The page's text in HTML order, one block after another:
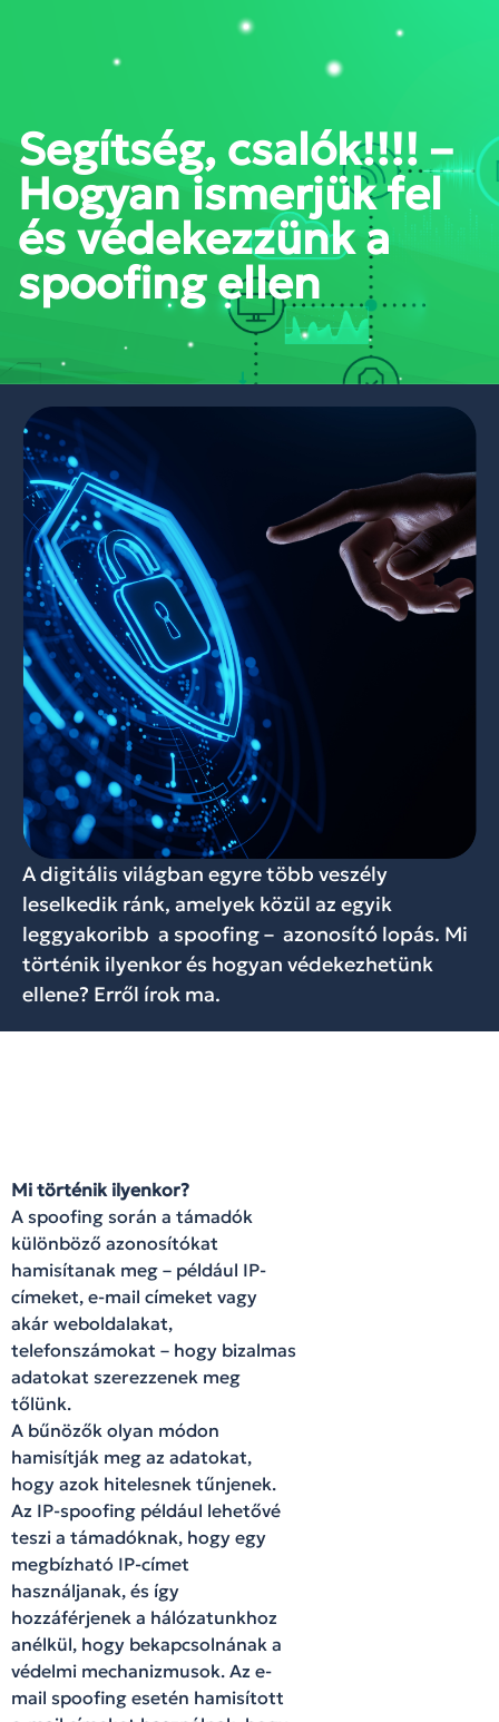
PORTÁL BELÉPÉS
Segítség, csalók!!!! –
Hogyan ismerjük fel
és védekezzünk a
spoofing ellen
A digitális világban egyre több veszély
leselkedik ránk, amelyek közül az egyik
leggyakoribb a spoofing – azonosító lopás. Mi
történik ilyenkor és hogyan védekezhetünk
ellene? Erről írok ma.
Mi történik ilyenkor?
A spoofing során a támadók
különböző azonosítókat
hamisítanak meg – például IP-
címeket, e-mail címeket vagy
akár weboldalakat,
telefonszámokat – hogy bizalmas
adatokat szerezzenek meg
tőlünk.
A bűnözők olyan módon
hamisítják meg az adatokat,
hogy azok hitelesnek tűnjenek.
Az IP-spoofing például lehetővé
teszi a támadóknak, hogy egy
megbízható IP-címet
használjanak, és így
hozzáférjenek a hálózatunkhoz
anélkül, hogy bekapcsolnának a
védelmi mechanizmusok. Az e-
mail spoofing esetén hamisított